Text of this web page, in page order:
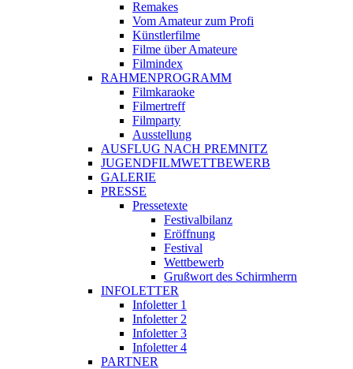
Remakes
Vom Amateur zum Profi
Künstlerfilme
Filme über Amateure
Filmindex
RAHMENPROGRAMM
Filmkaraoke
Filmertreff
Filmparty
Ausstellung
AUSFLUG NACH PREMNITZ
JUGENDFILMWETTBEWERB
GALERIE
PRESSE
Pressetexte
Festivalbilanz
Eröffnung
Festival
Wettbewerb
Grußwort des Schirmherrn
INFOLETTER
Infoletter 1
Infoletter 2
Infoletter 3
Infoletter 4
PARTNER